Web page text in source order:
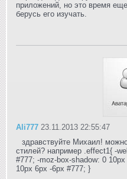
приложений, но это время
берусь его изучать.
Ali777 23.11.2013 22:55:47
здравствуйте Михаил!
стилей? например .effect1{ -
#777; -moz-box-shadow: 0
10px 6px -6px #777; }